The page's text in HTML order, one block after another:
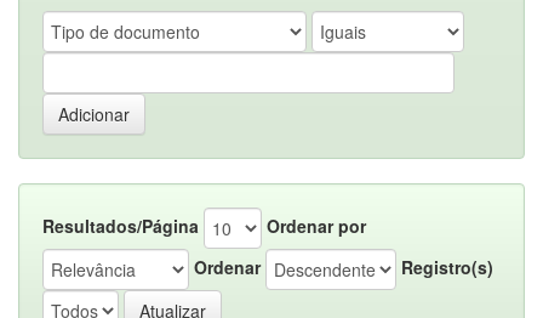
Resultados/Página
Ordenar por
Ordenar
Registro(s)